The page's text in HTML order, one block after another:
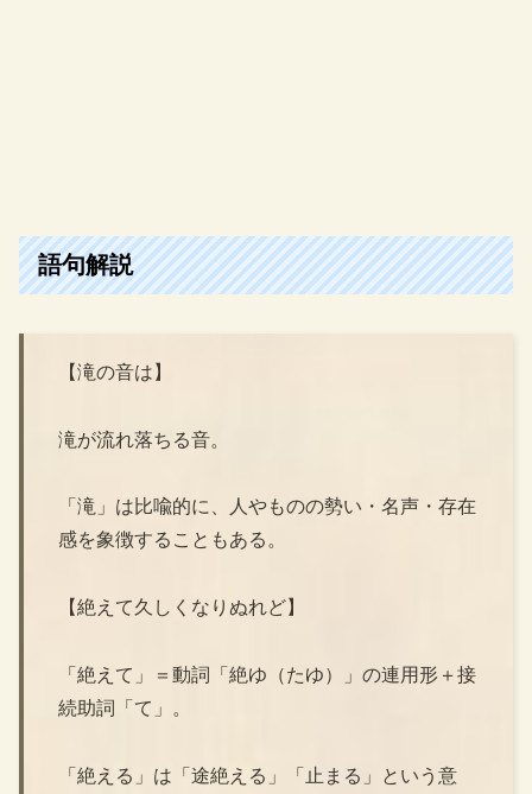
語句解説
【滝の音は】
滝が流れ落ちる音。
「滝」は比喩的に、人やものの勢い・名声・存在
感を象徴することもある。
【絶えて久しくなりぬれど】
「絶えて」＝動詞「絶ゆ（たゆ）」の連用形＋接
続助詞「て」。
「絶える」は「途絶える」「止まる」という意